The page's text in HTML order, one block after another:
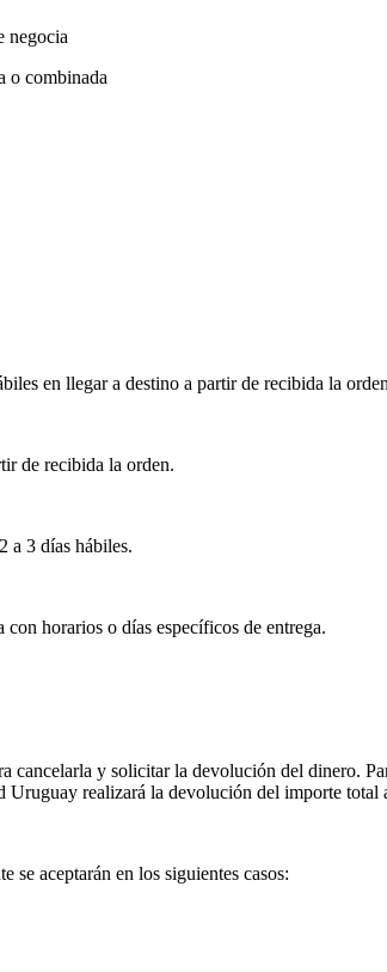
negocia
o combinada
en llegar a destino a partir de recibida la
de recibida la orden.
a 3 días hábiles.
horarios o días específicos de entrega.
y solicitar la devolución del dinero.
realizará la devolución del importe total
se aceptarán en los siguientes casos: